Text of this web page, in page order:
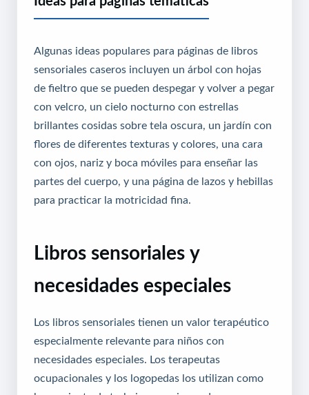
Algunas ideas populares para páginas de libros
sensoriales caseros incluyen un árbol con hojas
de fieltro que se pueden despegar y volver a pegar
con velcro, un cielo nocturno con estrellas
brillantes cosidas sobre tela oscura, un jardín con
flores de diferentes texturas y colores, una cara
con ojos, nariz y boca móviles para enseñar las
partes del cuerpo, y una página de lazos y hebillas
para practicar la motricidad fina.
Libros sensoriales y
necesidades especiales
Los libros sensoriales tienen un valor terapéutico
especialmente relevante para niños con
necesidades especiales. Los terapeutas
ocupacionales y los logopedas los utilizan como